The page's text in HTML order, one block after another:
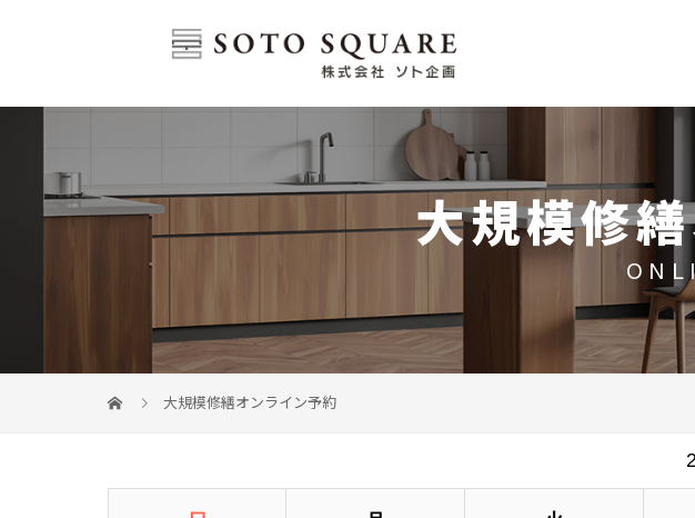
大規模修
大規模修繕オンライン予約